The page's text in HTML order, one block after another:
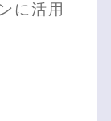
に活用